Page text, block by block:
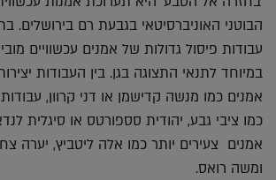
הבוטני האוניברסיטאי בגבעת רם בירושלים.
עבודות פיסול גדולות של אמנים עכשוויים
במיוחד לתנאי התצוגה בגן. בין העבודות
אמנים כמו מנשה קדישמן או דני קרוון,
כמו ציבי גבע, יהודית סספורטס או סיגלית
אמנים צעירים יותר כמו אלה ליטביץ, יערה
ומשה רואס.